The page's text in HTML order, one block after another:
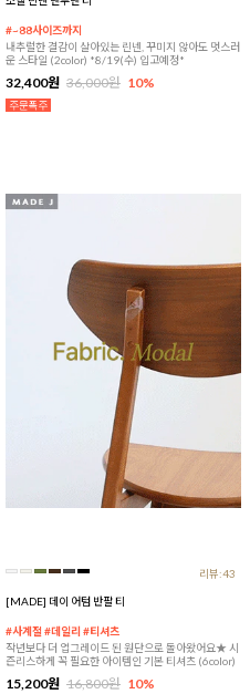
#~88사이즈까지
내추럴한 결감이 살아있는 린넨, 꾸미지 않아도 멋스러
운 스타일 (2color) *8/19(수) 입고예정*
32,400원 36,000원 10%
리뷰:43
[MADE] 데이 어텀 반팔 티
#사계절 #데일리 #티셔츠
작년보다 더 업그레이드 된 원단으로 돌아왔어요★ 시
즌리스하게 꼭 필요한 아이템인 기본 티셔츠 (6color)
15,200원 16,800원 10%